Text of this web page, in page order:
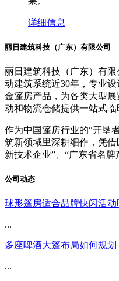
详细信息
丽日建筑科技（广东）有限公司
丽日建筑科技（广东）有
动建筑系统近30年，专业
金篷房产品，为各类大型
动和物流仓储提供一站式临
作为中国篷房行业的“开垦
筑新领域里深耕细作，凭
新技术企业”、“广东省名牌
公司动态
球形篷房适合品牌快闪活动
...
多座啤酒大篷布局如何规划
...